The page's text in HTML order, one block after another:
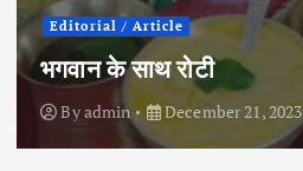
Editorial / Article
भगवान के साथ रोटी
Byadmin December 21, 2023